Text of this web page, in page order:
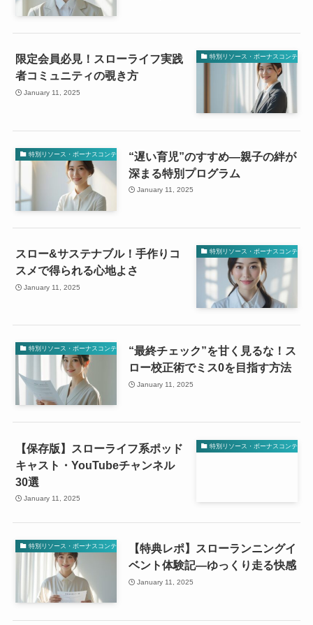
特別リソース・ボーナスコンテンツ
限定会員必見！スローライフ実践
者コミュニティの覗き方
January 11, 2025
特別リソース・ボーナスコンテンツ“遅い育児”のすすめ—親子の絆が
深まる特別プログラム
January 11, 2025
特別リソース・ボーナスコンテンツ
スロー&サステナブル！手作りコ
スメで得られる心地よさ
January 11, 2025
特別リソース・ボーナスコンテンツ“最終チェック”を甘く見るな！ス
ロー校正術でミス0を目指す方法
January 11, 2025
特別リソース・ボーナスコンテンツ
【保存版】スローライフ系ポッド
キャスト・YouTubeチャンネル
30選
January 11, 2025
特別リソース・ボーナスコンテンツ
【特典レポ】スローランニングイ
ベント体験記—ゆっくり走る快感
January 11, 2025